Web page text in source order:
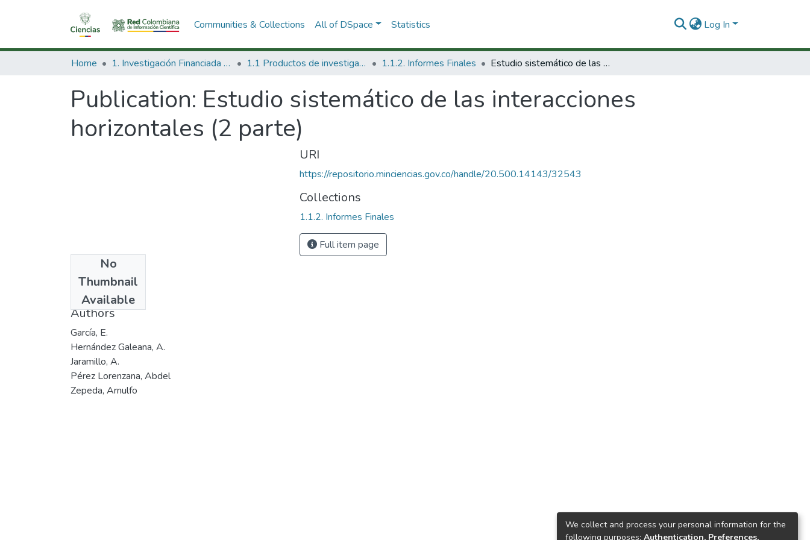
Communities & Collections All of DSpace Statistics Log In
Home 1. Investigación Financiada con Recursos Públicos 1.1 Productos de investigación 1.1.2. Informes Finales Estudio sistemático de las interacciones horizontales (2 parte)
Publication: Estudio sistemático de las interacciones
horizontales (2 parte)
No
Thumbnail
Available
2002
Authors
García, E.
Hernández Galeana, A.
Jaramillo, A.
Pérez Lorenzana, Abdel
Zepeda, Arnulfo
URI
https://repositorio.minciencias.gov.co/handle/20.500.14143/32543
Collections
1.1.2. Informes Finales
Full item page
We collect and process your personal information for the
following purposes: Authentication, Preferences,